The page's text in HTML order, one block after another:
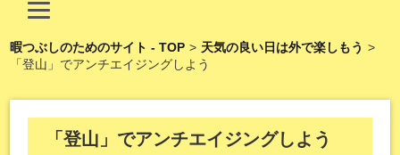
暇つぶしのためのサイト - TOP > 天気の良い日は外で楽しもう >
「登山」でアンチエイジングしよう
「登山」でアンチエイジングしよう